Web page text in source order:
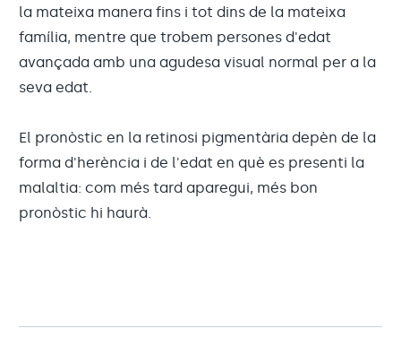
la mateixa manera fins i tot dins de la mateixa
família, mentre que trobem persones d'edat
avançada amb una agudesa visual normal per a la
seva edat.
El pronòstic en la retinosi pigmentària depèn de la
forma d'herència i de l'edat en què es presenti la
malaltia: com més tard aparegui, més bon
pronòstic hi haurà.